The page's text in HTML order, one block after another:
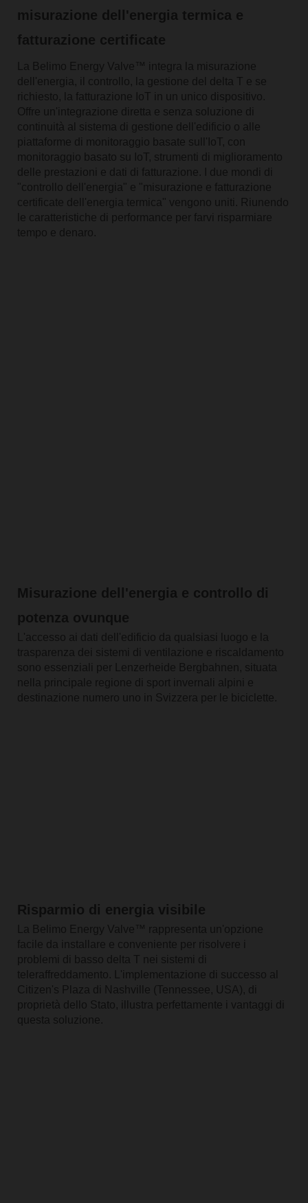
misurazione dell'energia termica e
fatturazione certificate
La Belimo Energy Valve™ integra la misurazione
dell'energia, il controllo, la gestione del delta T e se
richiesto, la fatturazione IoT in un unico dispositivo.
Offre un'integrazione diretta e senza soluzione di
continuità al sistema di gestione dell'edificio o alle
piattaforme di monitoraggio basate sull'IoT, con
monitoraggio basato su IoT, strumenti di miglioramento
delle prestazioni e dati di fatturazione. I due mondi di
"controllo dell'energia" e "misurazione e fatturazione
certificate dell'energia termica" vengono uniti. Riunendo
le caratteristiche di performance per farvi risparmiare
tempo e denaro.
Misurazione dell'energia e controllo di
potenza ovunque
L'accesso ai dati dell'edificio da qualsiasi luogo e la
trasparenza dei sistemi di ventilazione e riscaldamento
sono essenziali per Lenzerheide Bergbahnen, situata
nella principale regione di sport invernali alpini e
destinazione numero uno in Svizzera per le biciclette.
Risparmio di energia visibile
La Belimo Energy Valve™ rappresenta un'opzione
facile da installare e conveniente per risolvere i
problemi di basso delta T nei sistemi di
teleraffreddamento. L'implementazione di successo al
Citizen's Plaza di Nashville (Tennessee, USA), di
proprietà dello Stato, illustra perfettamente i vantaggi di
questa soluzione.